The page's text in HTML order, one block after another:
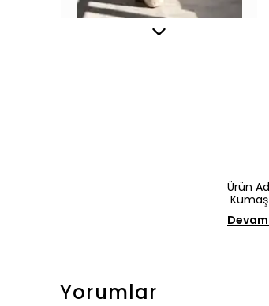
Ürün
Yorumlar